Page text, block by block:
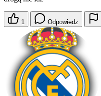
1 Odpowiedz